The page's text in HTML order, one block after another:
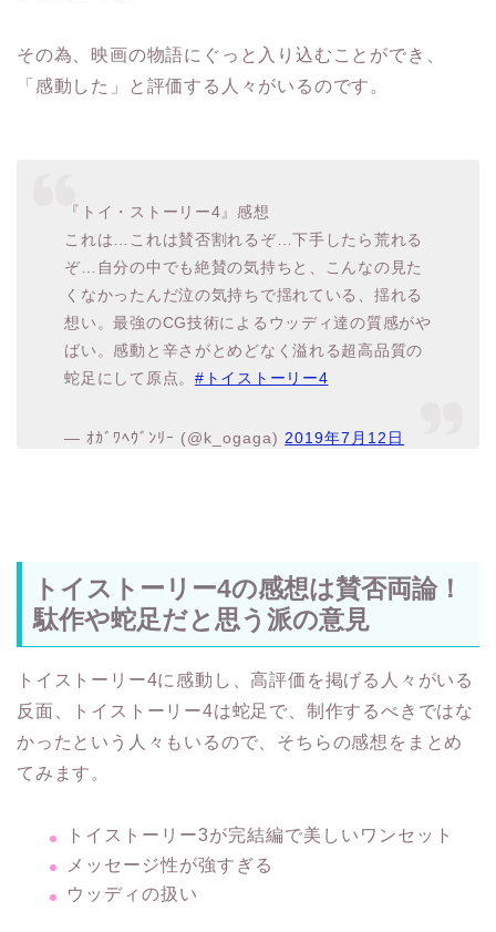
その為、映画の物語にぐっと入り込むことができ、
「感動した」と評価する人々がいるのです。
これは…これは賛否割れるぞ…下手したら荒れる
ぞ…自分の中でも絶賛の気持ちと、こんなの見た
くなかったんだ泣の気持ちで揺れている、揺れる
想い。最強のCG技術によるウッディ達の質感がや
ばい。感動と辛さがとめどなく溢れる超高品質の
蛇足にして原点。 #トイストーリー4
駄作や蛇足だと思う派の意見
反面、トイストーリー4は蛇足で、制作するべきではな
かったという人々もいるので、そちらの感想をまとめ
てみます。
メッセージ性が強すぎる
ウッディの扱い